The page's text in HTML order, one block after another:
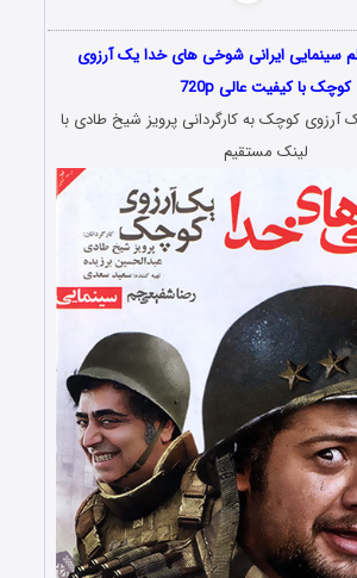
سینمایی ایرانی شوخی های خدا یک آرزوی
کوچک با کیفیت عالی 720p
کوچک به کارگردانی پرویز شیخ طادی با
لینک مستقیم